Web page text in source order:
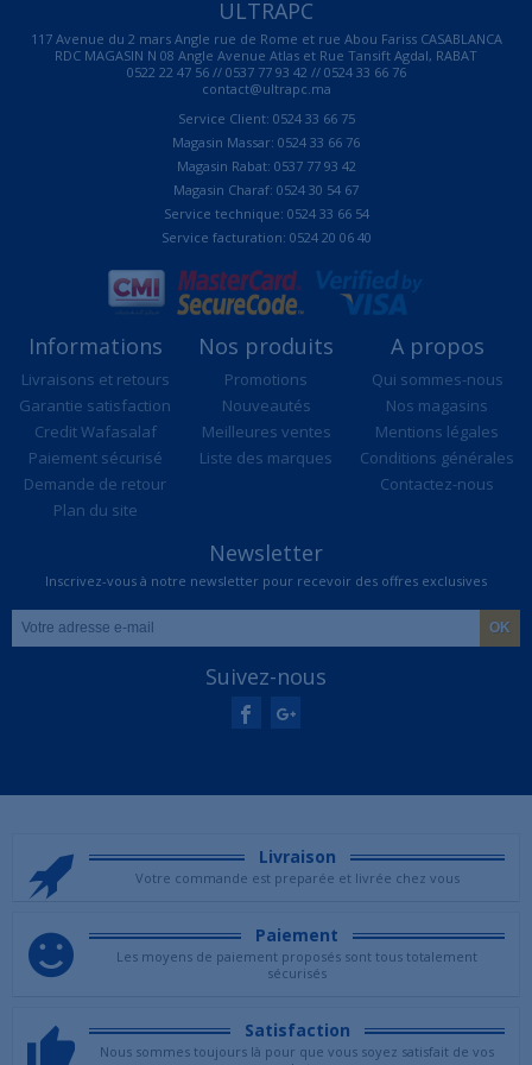
ULTRAPC
117 Avenue du 2 mars Angle rue de Rome et rue Abou Fariss CASABLANCA
RDC MAGASIN N 08 Angle Avenue Atlas et Rue Tansift Agdal, RABAT
0522 22 47 56 // 0537 77 93 42 // 0524 33 66 76
contact@ultrapc.ma
Service Client: 0524 33 66 75
Magasin Massar: 0524 33 66 76
Magasin Rabat: 0537 77 93 42
Magasin Charaf: 0524 30 54 67
Service technique: 0524 33 66 54
Service facturation: 0524 20 06 40
Informations
Livraisons et retours
Garantie satisfaction
Credit Wafasalaf
Paiement sécurisé
Demande de retour
Plan du site
Nos produits
Promotions
Nouveautés
Meilleures ventes
Liste des marques
A propos
Qui sommes-nous
Nos magasins
Mentions légales
Conditions générales
Contactez-nous
Newsletter
Inscrivez-vous à notre newsletter pour recevoir des offres exclusives
Suivez-nous
Livraison
Votre commande est preparée et livrée chez vous
Paiement
Les moyens de paiement proposés sont tous totalement
sécurisés
Satisfaction
Nous sommes toujours là pour que vous soyez satisfait de vos